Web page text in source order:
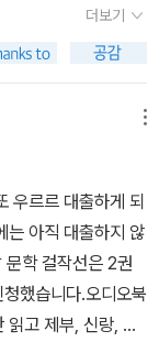
우가 무척이나 많다.
히고 당하기도 하지
해, 타인을 괴롭히
처벌받고 비난받
어먹을 하지만….
시 편치 못하다.
“모든 범죄자가 다
놓고 나중에 더 생
양이니 독서도 맘
쪽 스릴러들이 보
런저런 것에 신경
좋은 작품입니다.
리! 잔인하게 살해
청거리는 전직경찰
운 분위기와 잔혹한
가 묘한 스릴감을
만 대놓고 초자연
품답게 꽤 충실하
시리즈의 9편이
예정이다. 아무리
서가 적당하다. ㅎ
아냐? 하면서 어제
왠지 흡족. 늘 관
데 말이다. 경제학
서 담겨진 사람들
히 공감도 가고 상
...두꺼운 하드커버.
는 이런 류의 책들.
일 것으로 생각되고.
표지가 인상적이기
더보기
우르르 대출하게 되
는 아직 대출하지 않
문학 걸작선은 2권
했습니다.오디오북
읽고 제부, 신랑, 도